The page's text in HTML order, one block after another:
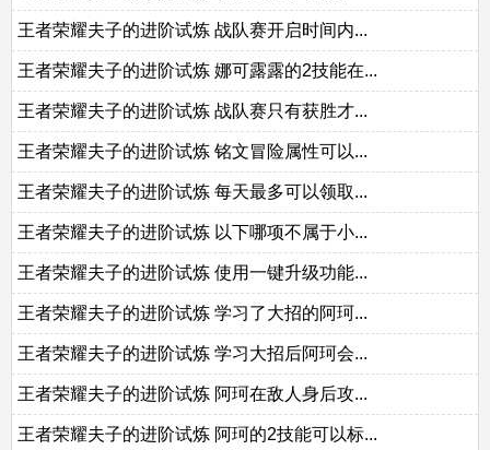
王者荣耀夫子的进阶试炼 战队赛开启时间内...
王者荣耀夫子的进阶试炼 娜可露露的2技能在...
王者荣耀夫子的进阶试炼 战队赛只有获胜才...
王者荣耀夫子的进阶试炼 铭文冒险属性可以...
王者荣耀夫子的进阶试炼 每天最多可以领取...
王者荣耀夫子的进阶试炼 以下哪项不属于小...
王者荣耀夫子的进阶试炼 使用一键升级功能...
王者荣耀夫子的进阶试炼 学习了大招的阿珂...
王者荣耀夫子的进阶试炼 学习大招后阿珂会...
王者荣耀夫子的进阶试炼 阿珂在敌人身后攻...
王者荣耀夫子的进阶试炼 阿珂的2技能可以标...